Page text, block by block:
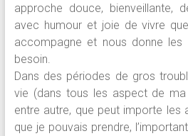
approche douce, bienveillante,
avec humour et joie de vivre
accompagne et nous donne
besoin.
Dans des périodes de gros
vie (dans tous les aspect de ma
entre autre, que peut importe les
que je pouvais prendre,